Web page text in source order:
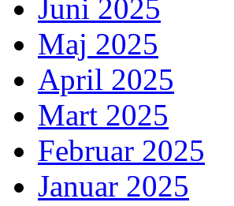
Juni 2025
Maj 2025
April 2025
Mart 2025
Februar 2025
Januar 2025